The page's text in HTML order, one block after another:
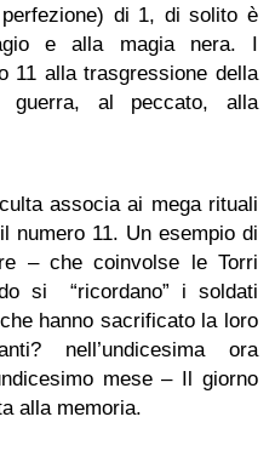
di 1, di solito è
e alla magia nera. I
11 alla trasgressione della
guerra, al peccato, alla
associa ai mega rituali
numero 11. Un esempio di
– che coinvolse le Torri
si “ricordano” i soldati
hanno sacrificato la loro
nell’undicesima ora
mese – Il giorno
alla memoria.